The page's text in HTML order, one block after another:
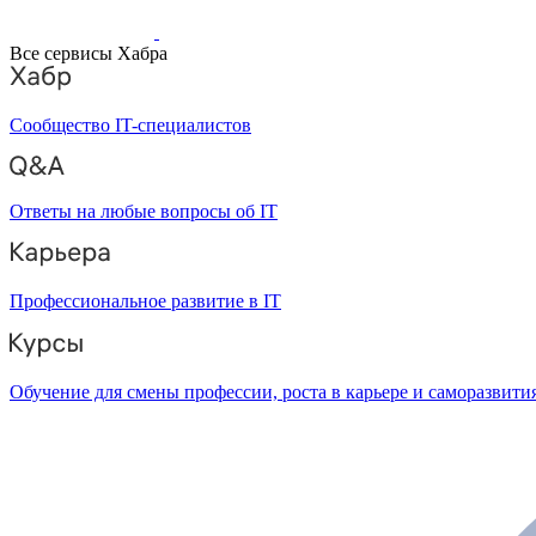
Все сервисы Хабра
Сообщество IT-специалистов
Ответы на любые вопросы об IT
Профессиональное развитие в IT
Обучение для смены профессии, роста в карьере и